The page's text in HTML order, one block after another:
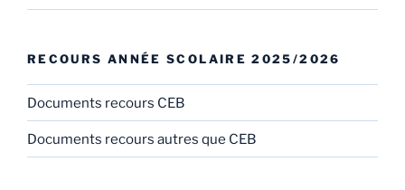
RECOURS ANNÉE SCOLAIRE 2025/2026
Documents recours CEB
Documents recours autres que CEB